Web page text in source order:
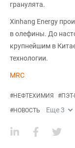
гранулята.
Xinhang Energу
в олефины. До
крупнейшим в
технологии.
MRC
#НЕФТЕХИМИЯ #
#НОВОСТЬ Еще3